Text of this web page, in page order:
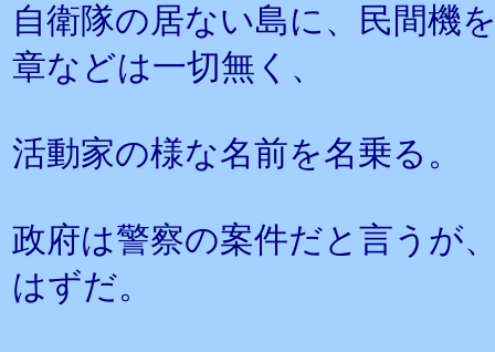
自衛隊の居ない島に、民間機
章などは一切無く、
活動家の様な名前を名乗る。
政府は警察の案件だと言うが
はずだ。